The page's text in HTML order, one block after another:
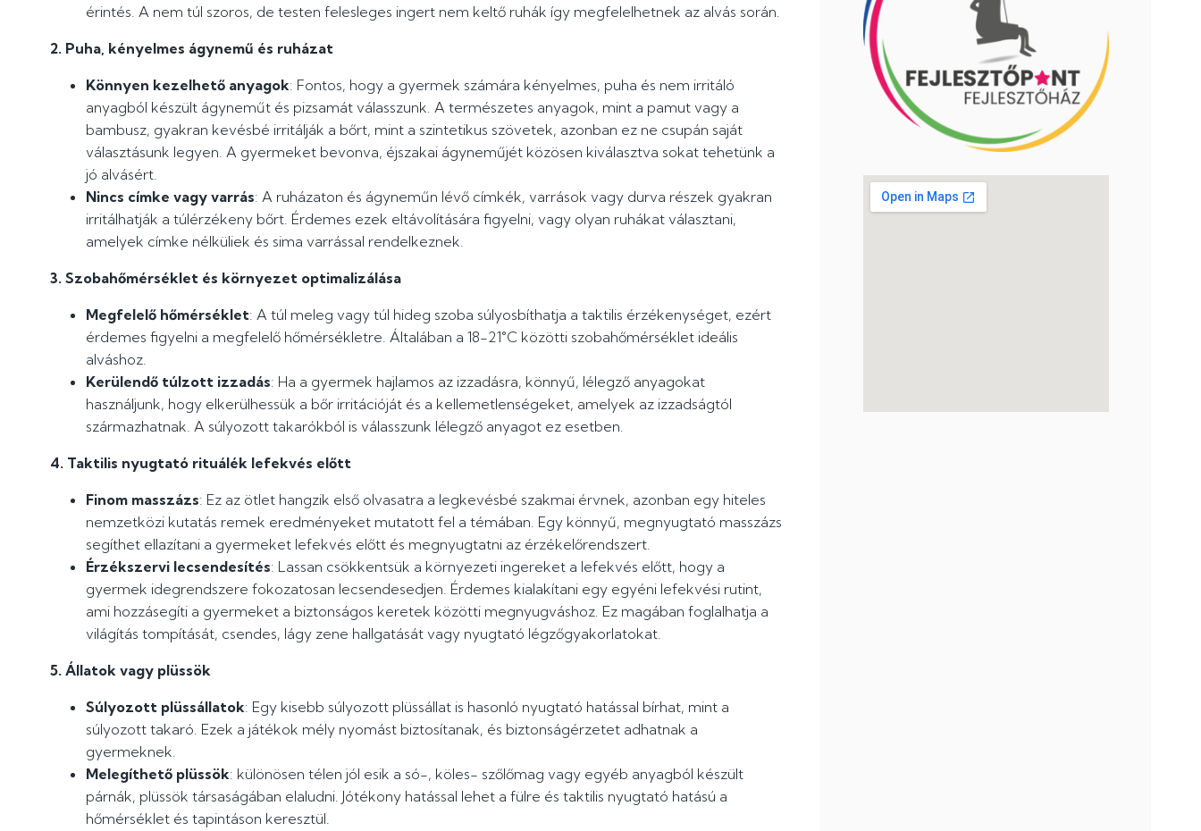
érintés. A nem túl szoros, de testen felesleges ingert nem keltő ruhák így megfelelhetnek az alvás során.
2. Puha, kényelmes ágynemű és ruházat
Könnyen kezelhető anyagok: Fontos, hogy a gyermek számára kényelmes, puha és nem irritáló
anyagból készült ágyneműt és pizsamát válasszunk. A természetes anyagok, mint a pamut vagy a
bambusz, gyakran kevésbé irritálják a bőrt, mint a szintetikus szövetek, azonban ez ne csupán saját
választásunk legyen. A gyermeket bevonva, éjszakai ágyneműjét közösen kiválasztva sokat tehetünk a
jó alvásért.
Nincs címke vagy varrás: A ruházaton és ágyneműn lévő címkék, varrások vagy durva részek gyakran
irritálhatják a túlérzékeny bőrt. Érdemes ezek eltávolítására figyelni, vagy olyan ruhákat választani,
amelyek címke nélküliek és sima varrással rendelkeznek.
3. Szobahőmérséklet és környezet optimalizálása
Megfelelő hőmérséklet: A túl meleg vagy túl hideg szoba súlyosbíthatja a taktilis érzékenységet, ezért
érdemes figyelni a megfelelő hőmérsékletre. Általában a 18-21°C közötti szobahőmérséklet ideális
alváshoz.
Kerülendő túlzott izzadás: Ha a gyermek hajlamos az izzadásra, könnyű, lélegző anyagokat
használjunk, hogy elkerülhessük a bőr irritációját és a kellemetlenségeket, amelyek az izzadságtól
származhatnak. A súlyozott takarókból is válasszunk lélegző anyagot ez esetben.
4. Taktilis nyugtató rituálék lefekvés előtt
Finom masszázs: Ez az ötlet hangzik első olvasatra a legkevésbé szakmai érvnek, azonban egy hiteles
nemzetközi kutatás remek eredményeket mutatott fel a témában. Egy könnyű, megnyugtató masszázs
segíthet ellazítani a gyermeket lefekvés előtt és megnyugtatni az érzékelőrendszert.
Érzékszervi lecsendesítés: Lassan csökkentsük a környezeti ingereket a lefekvés előtt, hogy a
gyermek idegrendszere fokozatosan lecsendesedjen. Érdemes kialakítani egy egyéni lefekvési rutint,
ami hozzásegíti a gyermeket a biztonságos keretek közötti megnyugváshoz. Ez magában foglalhatja a
világítás tompítását, csendes, lágy zene hallgatását vagy nyugtató légzőgyakorlatokat.
5. Állatok vagy plüssök
Súlyozott plüssállatok: Egy kisebb súlyozott plüssállat is hasonló nyugtató hatással bírhat, mint a
súlyozott takaró. Ezek a játékok mély nyomást biztosítanak, és biztonságérzetet adhatnak a
gyermeknek.
Melegíthető plüssök: különösen télen jól esik a só-, köles- szőlőmag vagy egyéb anyagból készült
párnák, plüssök társaságában elaludni. Jótékony hatással lehet a fülre és taktilis nyugtató hatású a
hőmérséklet és tapintáson keresztül.